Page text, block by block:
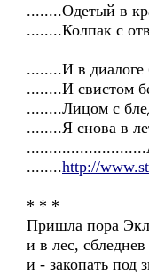
........Одетый в
........Колпак с
........И в диалоге
........И свистом
........Лицом с
........Я снова в
........http://
* * *
Пришла пора
и в лес,
и - закопать под